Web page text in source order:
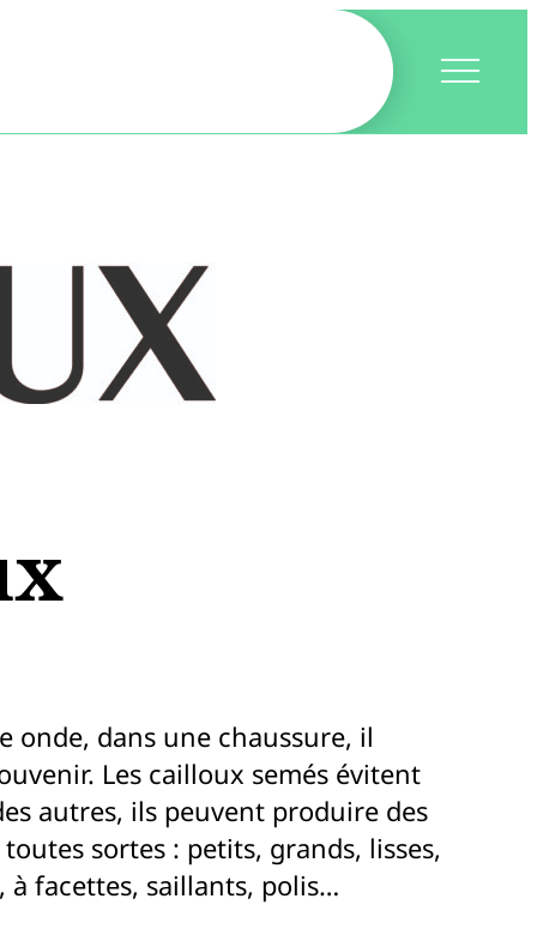
onde, dans une chaussure, il
Les cailloux semés évitent
autres, ils peuvent produire des
sortes : petits, grands, lisses,
à facettes, saillants, polis…